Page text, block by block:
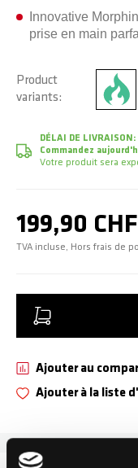
Innovative
prise en main
Product
variants
DÉLAI DE LIVRAISON:
Commandez
Votre produit sera
199,90 CHF
TVA incluse, Hors frais de
Ajouter à la liste
Ajouter au